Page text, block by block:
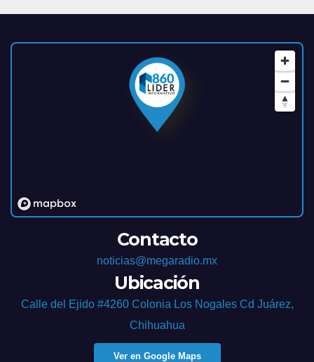
Contacto
noticias@megaradio.mx
Ubicación
Calle del Ejido #4260 Colonia Los Nogales Cd Juárez,
Chihuahua
Ver en Google Maps